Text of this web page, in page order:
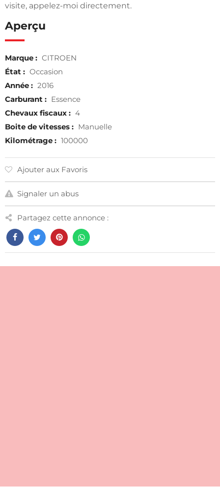
visite, appelez-moi directement.
Aperçu
Marque : CITROEN
État : Occasion
Année : 2016
Carburant : Essence
Chevaux fiscaux : 4
Boite de vitesses : Manuelle
Kilométrage : 100000
Ajouter aux Favoris
Signaler un abus
Partagez cette annonce :